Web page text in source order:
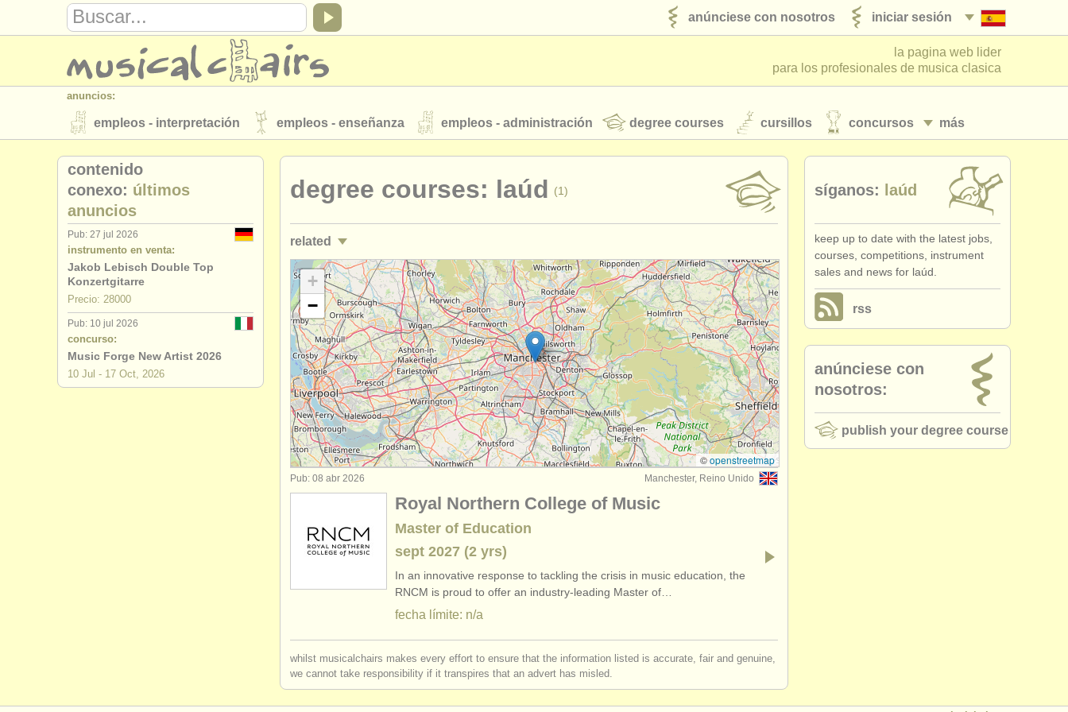
iniciar sesión
anúnciese con nosotros
la pagina web lider
para los profesionales de musica clasica
anuncios:
más
empleos - interpretación empleos - enseñanza empleos - administración degree courses cursillos concursos
instrumentos en venta instrumentos robados
directorios:
orquestas y teatros
musicalchairs:
acerca de musicalchairs contáctenos fuentes rss noticias sobre música clásica
editor:
anúnciese con nosotros find out about ourATS ATSfaq iniciar sesión
degree courses: laúd (1)
related
cursos/masterclass guitarra clasica (2)
degree courses: guitarra (9)
degree courses: tiorba (1)
degree courses: guitarra histórica (1)
concurso de guitarra clasica (4)
venta de guitarra (6)
instrumentos robados: instrumentos antiguos/
+
−
©openstreetmap
Manchester, Reino Unido
Pub: 08 abr 2026
Royal Northern College of Music
Master of Education
sept 2027 (2 yrs)
In an innovative response to tackling the crisis in music education, the
RNCM is proud to offer an industry-leading Master of…
fecha límite: n/a
whilst musicalchairs makes every effort to ensure that the information listed is accurate, fair and genuine,
we cannot take responsibility if it transpires that an advert has misled.
contenido
conexo: últimos
anuncios
Pub: 27 jul 2026
instrumento en venta:
Jakob Lebisch Double Top
Konzertgitarre
Precio: 28000
Pub: 10 jul 2026
concurso:
Music Forge New Artist 2026
10 Jul - 17 Oct, 2026
síganos: laúd
keep up to date with the latest jobs,
courses, competitions, instrument
sales and news for laúd.
rss
anúnciese con
nosotros:
publish your degree course